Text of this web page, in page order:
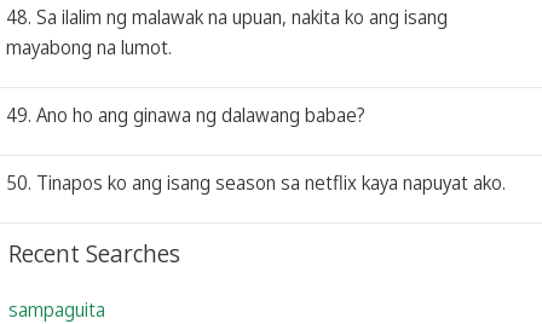
48. Sa ilalim ng malawak na upuan, nakita ko ang isang
mayabong na lumot.
49. Ano ho ang ginawa ng dalawang babae?
50. Tinapos ko ang isang season sa netflix kaya napuyat ako.
Recent Searches
sampaguita